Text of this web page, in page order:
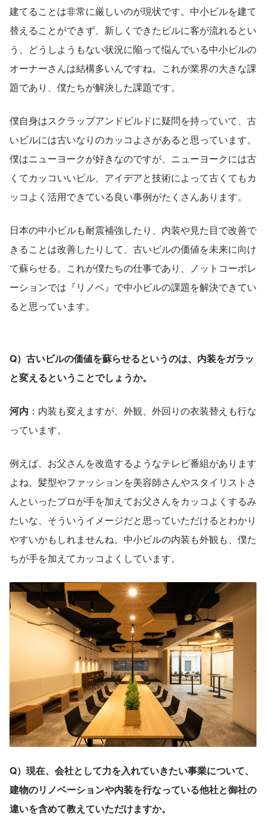
建てることは非常に厳しいのが現状です。中小ビルを建て
替えることができず、新しくできたビルに客が流れるとい
う、どうしようもない状況に陥って悩んでいる中小ビルの
オーナーさんは結構多いんですね。これが業界の大きな課
題であり、僕たちが解決した課題です。
僕自身はスクラップアンドビルドに疑問を持っていて、古
いビルには古いなりのカッコよさがあると思っています。
僕はニューヨークが好きなのですが、ニューヨークには古
くてカッコいいビル、アイデアと技術によって古くてもカ
ッコよく活用できている良い事例がたくさんあります。
日本の中小ビルも耐震補強したり、内装や見た目で改善で
きることは改善したりして、古いビルの価値を未来に向け
て蘇らせる。これが僕たちの仕事であり、ノットコーポレ
ーションでは『リノベ』で中小ビルの課題を解決できてい
ると思っています。
Q）古いビルの価値を蘇らせるというのは、内装をガラッ
と変えるということでしょうか。
河内 ：内装も変えますが、外観、外回りの衣装替えも行な
っています。
例えば、お父さんを改造するようなテレビ番組があります
よね、髪型やファッションを美容師さんやスタイリストさ
んといったプロが手を加えてお父さんをカッコよくするみ
たいな、そういうイメージだと思っていただけるとわかり
やすいかもしれませんね。中小ビルの内装も外観も、僕た
ちが手を加えてカッコよくしています。
Q）現在、会社として力を入れていきたい事業について、
建物のリノベーションや内装を行なっている他社と御社の
違いを含めて教えていただけますか。